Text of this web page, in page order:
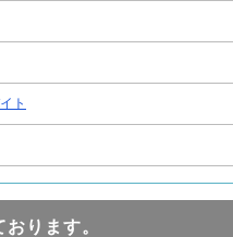
ト
ります。